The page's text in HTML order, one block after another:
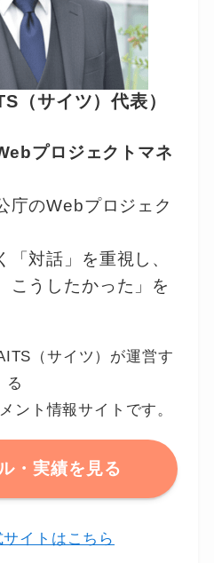
（サイツ）代表）
プロジェクトマネ
庁のWebプロジェク
「対話」を重視し、
こうしたかった」を
（サイツ）が運営す
る
ント情報サイトです。
・実績を見る
イトはこちら